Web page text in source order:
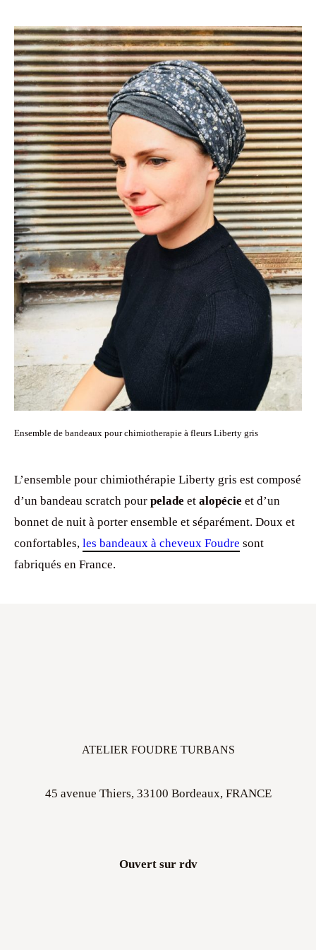
Ensemble de bandeaux pour chimiotherapie à fleurs Liberty gris
L’ensemble pour chimiothérapie Liberty gris est composé
d’un bandeau scratch pour pelade et alopécie et d’un
bonnet de nuit à porter ensemble et séparément. Doux et
confortables, les bandeaux à cheveux Foudre sont
fabriqués en France.
ATELIER FOUDRE TURBANS
45 avenue Thiers, 33100 Bordeaux, FRANCE
Ouvert sur rdv